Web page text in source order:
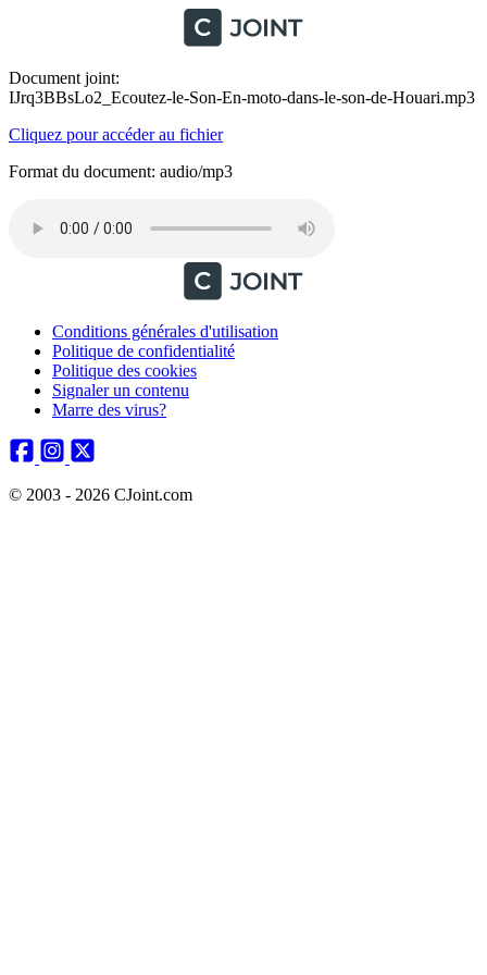
Document joint:
IJrq3BBsLo2_Ecoutez-le-Son-En-moto-dans-le-son-de-Houari.mp3
Cliquez pour accéder au fichier
Format du document: audio/mp3
Conditions générales d'utilisation
Politique de confidentialité
Politique des cookies
Signaler un contenu
Marre des virus?
© 2003 - 2026 CJoint.com